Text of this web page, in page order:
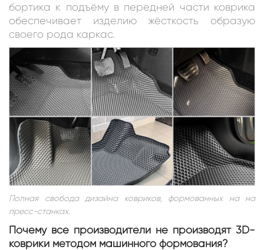
бортика к подъёму в передней части коврика
обеспечивает изделию жёсткость образую
своего рода каркас.
Полная свобода дизайна ковриков, формованных на на
пресс-станках.
Почему все производители не производят 3D-
коврики методом машинного формования?